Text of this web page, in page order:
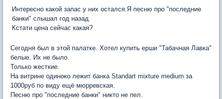
Интересно какой запас у них остался.Я песню про "последние
банки" слышал год назад.
Кстати цена сейчас какая?
Сегодня был в этой палатке. Хотел купить ерши "Табачная Лавка"
белые. Их не было.
Только жесткие.
На витрине одиноко лежит банка Standart mixture medium за
1000руб по виду ещё мюрревская.
Песню про "последние банки" никто не пел.